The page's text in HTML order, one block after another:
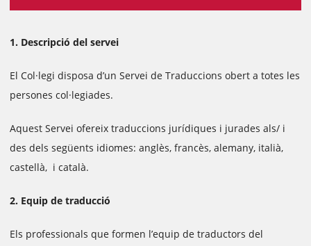
1. Descripció del servei
El Col·legi disposa d’un Servei de Traduccions obert a totes les
persones col·legiades.
Aquest Servei ofereix traduccions jurídiques i jurades als/ i
des dels següents idiomes: anglès, francès, alemany, italià,
castellà, i català.
2. Equip de traducció
Els professionals que formen l’equip de traductors del